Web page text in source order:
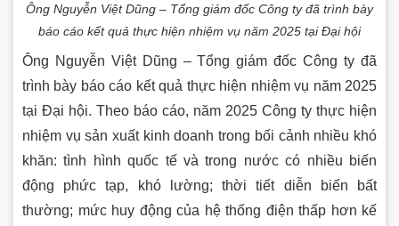
Ông Nguyễn Việt Dũng – Tổng giám đốc Công ty đã trình bày
báo cáo kết quả thực hiện nhiệm vụ năm 2025 tại Đại hội
Ông Nguyễn Việt Dũng – Tổng giám đốc Công ty đã
trình bày báo cáo kết quả thực hiện nhiệm vụ năm 2025
tại Đại hội. Theo báo cáo, năm 2025 Công ty thực hiện
nhiệm vụ sản xuất kinh doanh trong bối cảnh nhiều khó
khăn: tình hình quốc tế và trong nước có nhiều biến
động phức tạp, khó lường; thời tiết diễn biến bất
thường; mức huy động của hệ thống điện thấp hơn kế